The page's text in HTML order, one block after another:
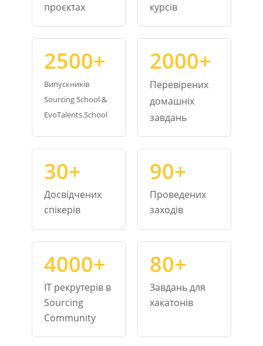
проєктах
курсів
2500+
Випускників
Sourcing School &
EvoTalents.School
2000+
Перевірених
домашніх
завдань
30+
Досвідчених
спікерів
90+
Проведених
заходів
4000+
IT рекрутерів в
Sourcing
Community
80+
Завдань для
хакатонів